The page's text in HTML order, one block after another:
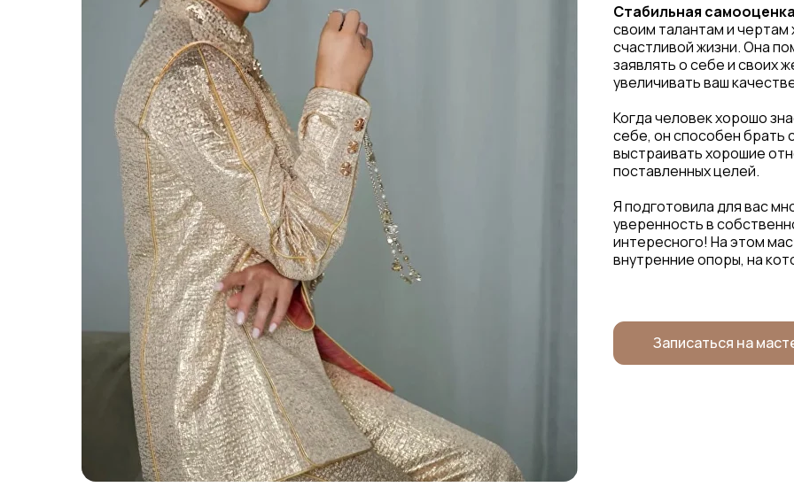
Стабильная
своим талантам и чертам
счастливой жизни. Она
заявлять о себе и своих
увеличивать ваш
Когда человек хорошо
себе, он способен брать
выстраивать хорошие
поставленных целей.
Я подготовила для вас
уверенность в
интересного! На этом
внутренние опоры, на
Записаться на